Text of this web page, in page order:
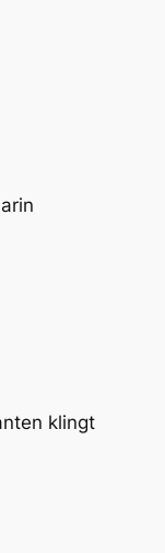
klingt